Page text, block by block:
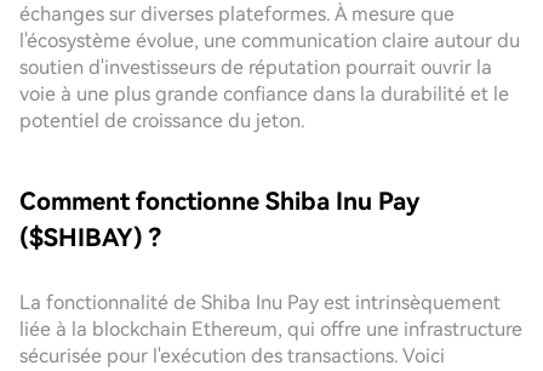
échanges sur diverses plateformes. À mesure que
l'écosystème évolue, une communication claire autour du
soutien d'investisseurs de réputation pourrait ouvrir la
voie à une plus grande confiance dans la durabilité et le
potentiel de croissance du jeton.
Comment fonctionne Shiba Inu Pay
($SHIBAY) ?
La fonctionnalité de Shiba Inu Pay est intrinsèquement
liée à la blockchain Ethereum, qui offre une infrastructure
sécurisée pour l'exécution des transactions. Voici